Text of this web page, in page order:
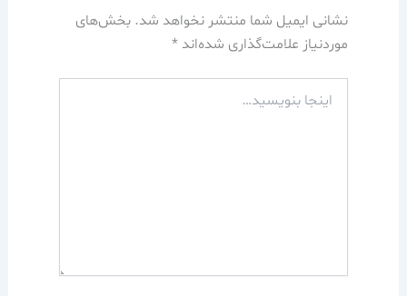
نشانی ایمیل شما منتشر نخواهد شد. بخش‌های
موردنیاز علامت‌گذاری شده‌اند *
بنویسید…